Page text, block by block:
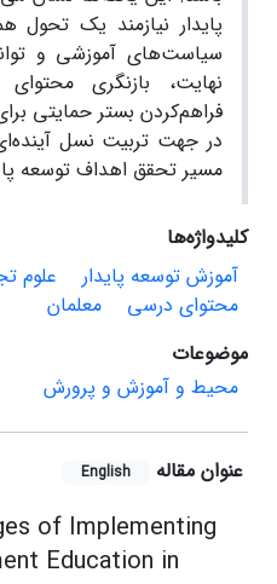
پایدار نیازمند یک تحول
سیاست‌های آموزشی و
نهایت، بازنگری
فراهم‌کردن بستر حمایتی
در جهت تربیت نسل
مسیر تحقق اهداف توسعه
کلیدواژه‌ها
آموزش توسعه پایدار
علوم
محتوای درسی
معلمان
موضوعات
محیط و آموزش و پرورش
عنوان مقاله English
of Implementing
Education in